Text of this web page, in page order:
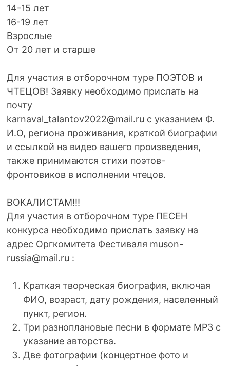
14-15 лет
16-19 лет
Взрослые
От 20 лет и старше
Для участия в отборочном туре ПОЭТОВ и
ЧТЕЦОВ! Заявку необходимо прислать на
почту
karnaval_talantov2022@mail.ru с указанием Ф.
И.О, региона проживания, краткой биографии
и ссылкой на видео вашего произведения,
также принимаются стихи поэтов-
фронтовиков в исполнении чтецов.
ВОКАЛИСТАМ!!!
Для участия в отборочном туре ПЕСЕН
конкурса необходимо прислать заявку на
адрес Оргкомитета Фестиваля muson-
russia@mail.ru :
Краткая творческая биография, включая
ФИО, возраст, дату рождения, населенный
пункт, регион.
Три разноплановые песни в формате МР3 с
указание авторства.
Две фотографии (концертное фото и